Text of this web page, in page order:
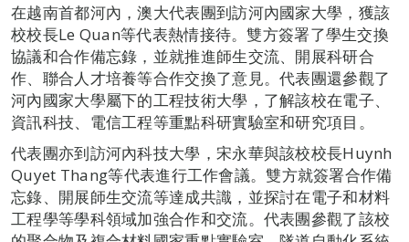
在越南首都河內，澳大代表團到訪河內國家大學，獲該
校校長Le Quan等代表熱情接待。雙方簽署了學生交換
協議和合作備忘錄，並就推進師生交流、開展科研合
作、聯合人才培養等合作交換了意見。代表團還參觀了
河內國家大學屬下的工程技術大學，了解該校在電子、
資訊科技、電信工程等重點科研實驗室和研究項目。
代表團亦到訪河內科技大學，宋永華與該校校長Huynh
Quyet Thang等代表進行工作會議。雙方就簽署合作備
忘錄、開展師生交流等達成共識，並探討在電子和材料
工程學等學科領域加強合作和交流。代表團參觀了該校